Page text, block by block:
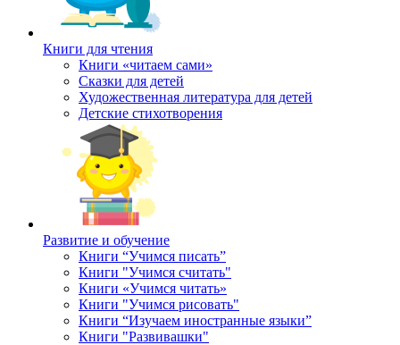
Книги для чтения
Книги «читаем сами»
Сказки для детей
Художественная литература для детей
Детские стихотворения
Развитие и обучение
Книги “Учимся писать”
Книги "Учимся считать"
Книги «Учимся читать»
Книги "Учимся рисовать"
Книги “Изучаем иностранные языки”
Книги "Развивашки"